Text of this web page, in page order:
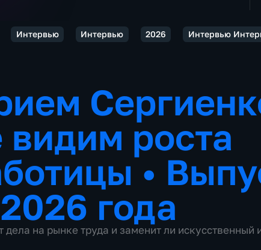
Интервью Интервью 2026 Интервью
роста
•
года
дела на рынке труда и заменит ли искусственный